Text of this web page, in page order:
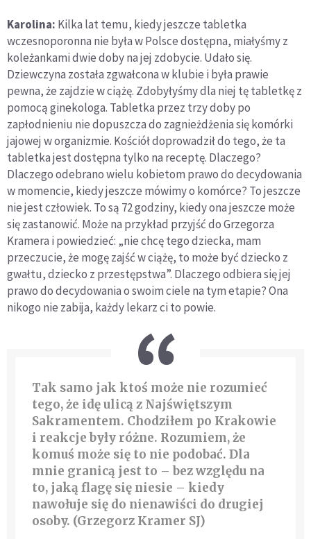
Karolina: Kilka lat temu, kiedy jeszcze tabletka
wczesnoporonna nie była w Polsce dostępna, miałyśmy z
koleżankami dwie doby na jej zdobycie. Udało się.
Dziewczyna została zgwałcona w klubie i była prawie
pewna, że zajdzie w ciążę. Zdobyłyśmy dla niej tę tabletkę z
pomocą ginekologa. Tabletka przez trzy doby po
zapłodnieniu nie dopuszcza do zagnieżdżenia się komórki
jajowej w organizmie. Kościół doprowadził do tego, że ta
tabletka jest dostępna tylko na receptę. Dlaczego?
Dlaczego odebrano wielu kobietom prawo do decydowania
w momencie, kiedy jeszcze mówimy o komórce? To jeszcze
nie jest człowiek. To są 72 godziny, kiedy ona jeszcze może
się zastanowić. Może na przykład przyjść do Grzegorza
Kramera i powiedzieć: „nie chcę tego dziecka, mam
przeczucie, że mogę zajść w ciążę, to może być dziecko z
gwałtu, dziecko z przestępstwa”. Dlaczego odbiera się jej
prawo do decydowania o swoim ciele na tym etapie? Ona
nikogo nie zabija, każdy lekarz ci to powie.
Tak samo jak ktoś może nie rozumieć
tego, że idę ulicą z Najświętszym
Sakramentem. Chodziłem po Krakowie
i reakcje były różne. Rozumiem, że
komuś może się to nie podobać. Dla
mnie granicą jest to – bez względu na
to, jaką flagę się niesie – kiedy
nawołuje się do nienawiści do drugiej
osoby. (Grzegorz Kramer SJ)